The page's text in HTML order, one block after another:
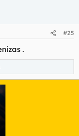
#25
.